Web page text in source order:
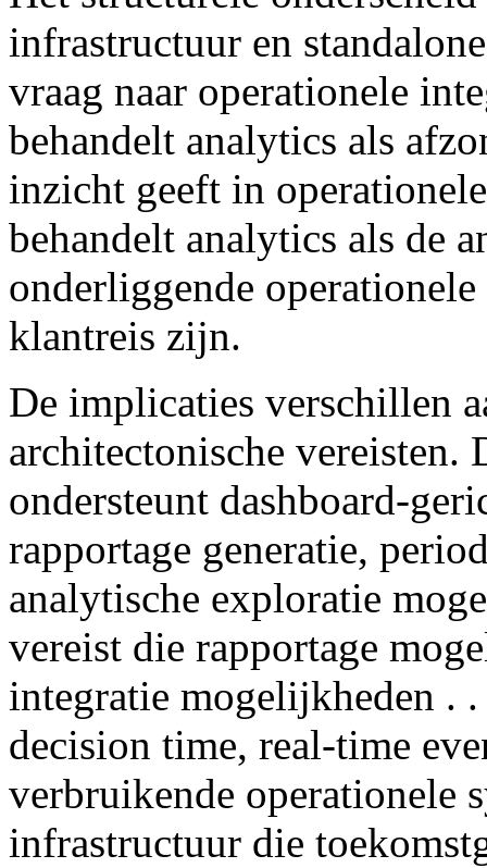
infrastructuur en
vraag naar operationele
behandelt analytics als
inzicht geeft in
behandelt analytics als de
onderliggende
klantreis zijn.
De implicaties verschillen
architectonische vereisten.
ondersteunt dashboard-
rapportage generatie,
analytische exploratie
vereist die rapportage
integratie mogelijkheden .
decision time, real-time
verbruikende operationele
infrastructuur die